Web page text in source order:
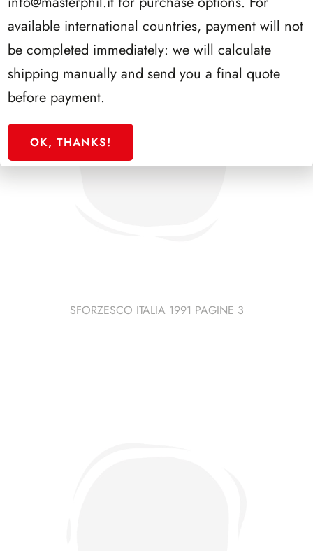
SFORZESCO ITALIA 1991 PAGINE 3
available international countries, payment will not
be completed immediately: we will calculate
shipping manually and send you a final quote
before payment.
OK, THANKS!